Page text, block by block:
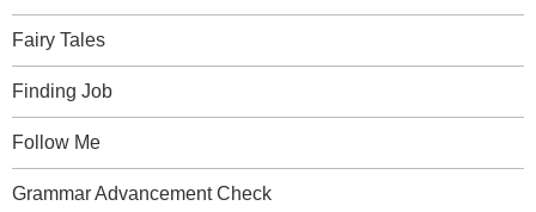
Fairy Tales
Finding Job
Follow Me
Grammar Advancement Check